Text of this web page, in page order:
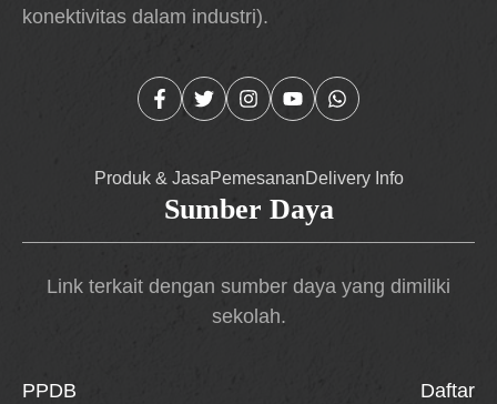
konektivitas dalam industri).
Produk & JasaPemesananDelivery Info
Sumber Daya
Link terkait dengan sumber daya yang dimiliki
sekolah.
PPDB Daftar